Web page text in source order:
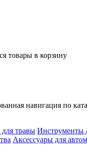
товары в корзину
навигация по
травы Инструменты
Аксессуары для